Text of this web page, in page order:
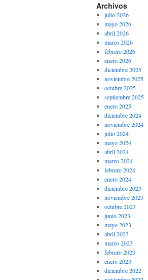
Archivos
julio 2026
mayo 2026
abril 2026
marzo 2026
febrero 2026
enero 2026
diciembre 2025
noviembre 2025
octubre 2025
septiembre 2025
enero 2025
diciembre 2024
noviembre 2024
julio 2024
mayo 2024
abril 2024
marzo 2024
febrero 2024
enero 2024
diciembre 2023
noviembre 2023
octubre 2023
junio 2023
mayo 2023
abril 2023
marzo 2023
febrero 2023
enero 2023
diciembre 2022